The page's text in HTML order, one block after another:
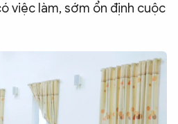
việc làm, sớm ổn định cuộc